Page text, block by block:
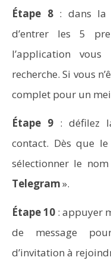
Vidéoprojecteurs
de la marque
Étape 8: dans la
d’entrer les 5
l’application
recherche. Si vous
complet pour un
Étape 9 : défilez
contact. Dès que
sélectionner le
Telegram».
Étape 10 : appuyer
de message
d’invitation à